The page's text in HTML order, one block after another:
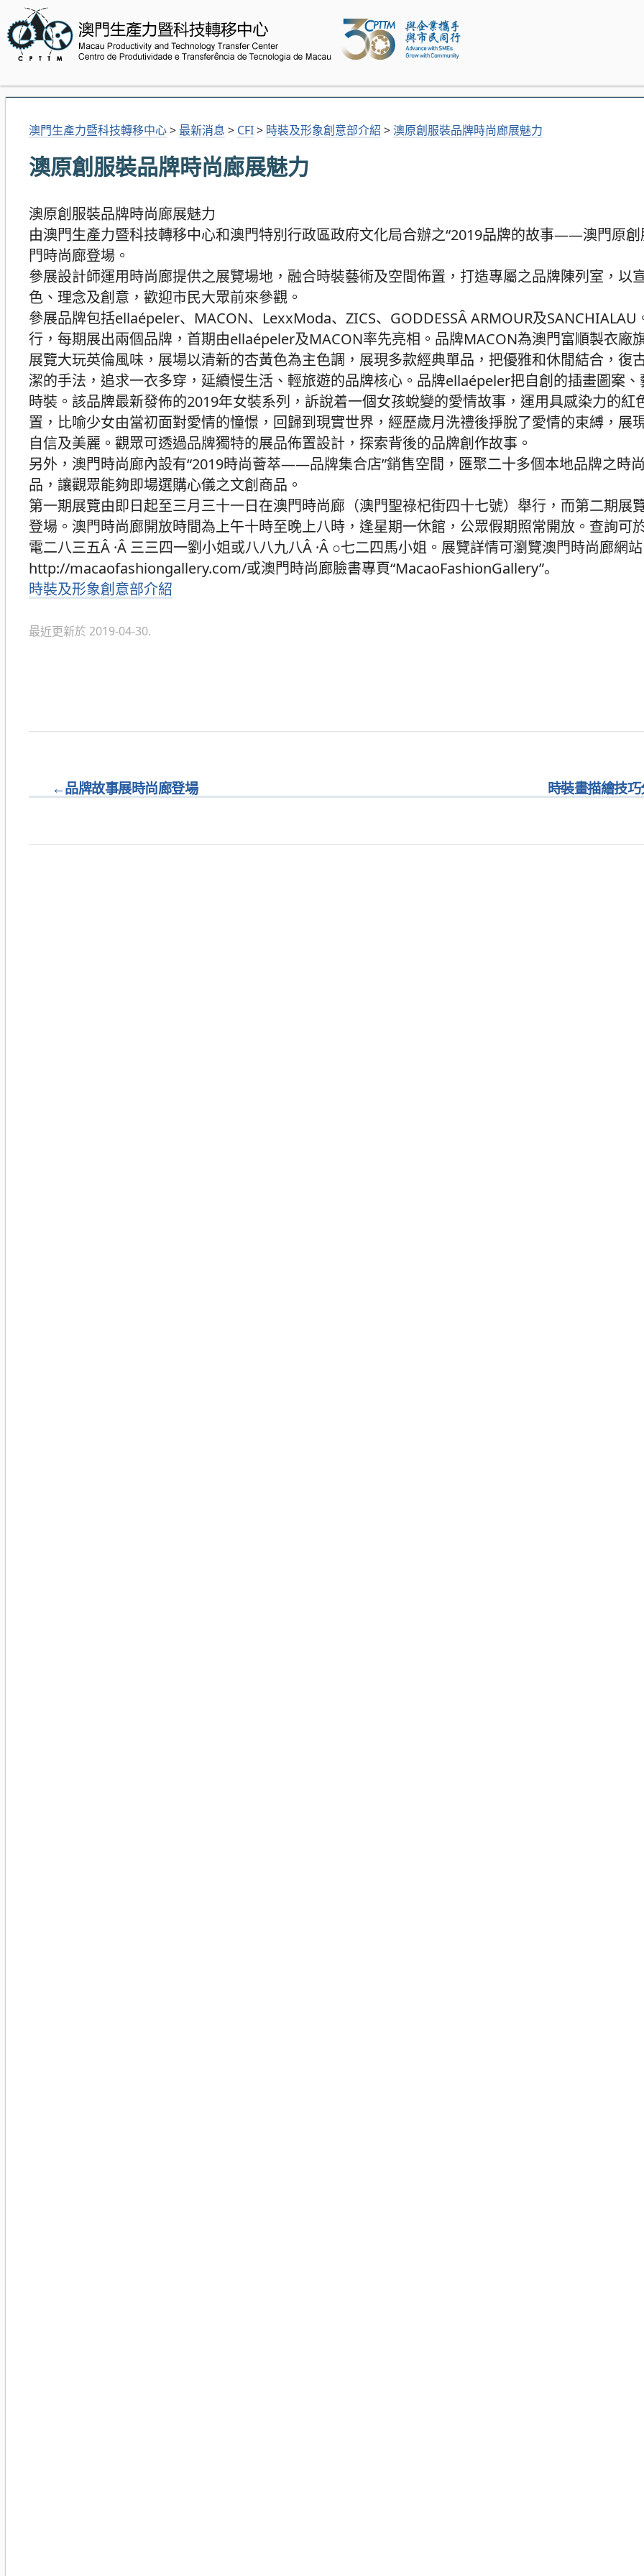
澳門生產力暨科技轉移中心> 最新消息 > CFI> 時裝及形象創意部介紹 > 澳原創服裝品牌時尚廊展魅力
澳原創服裝品牌時尚廊展魅力
澳原創服裝品牌時尚廊展魅力
由澳門生產力暨科技轉移中心和澳門特別行政區政府文化局合辦之“2019品牌的故事——澳門原創
門時尚廊登場。
參展設計師運用時尚廊提供之展覽場地，融合時裝藝術及空間佈置，打造專屬之品牌陳列室，以
色、理念及創意，歡迎市民大眾前來參觀。
參展品牌包括ellaépeler、MACON、LexxModa、ZICS、GODDESSÂ ARMOUR及SANCHIALAU
行，每期展出兩個品牌，首期由ellaépeler及MACON率先亮相。品牌MACON為澳門富順製衣廠
展覽大玩英倫風味，展場以清新的杏黃色為主色調，展現多款經典單品，把優雅和休閒結合，復
潔的手法，追求一衣多穿，延續慢生活、輕旅遊的品牌核心。品牌ellaépeler把自創的插畫圖案
時裝。該品牌最新發佈的2019年女裝系列，訴說着一個女孩蛻變的愛情故事，運用具感染力的紅
置，比喻少女由當初面對愛情的憧憬，回歸到現實世界，經歷歲月洗禮後掙脫了愛情的束縛，展
自信及美麗。觀眾可透過品牌獨特的展品佈置設計，探索背後的品牌創作故事。
另外，澳門時尚廊內設有“2019時尚薈萃——品牌集合店”銷售空間，匯聚二十多個本地品牌之時
品，讓觀眾能夠即場選購心儀之文創商品。
第一期展覽由即日起至三月三十一日在澳門時尚廊（澳門聖祿杞街四十七號）舉行，而第二期展
登場。澳門時尚廊開放時間為上午十時至晚上八時，逢星期一休館，公眾假期照常開放。查詢可
電二八三五Â ·Â 三三四一劉小姐或八八九八Â ·Â ○七二四馬小姐。展覽詳情可瀏覽澳門時尚廊網站
http://macaofashiongallery.com/或澳門時尚廊臉書專頁“MacaoFashionGallery”。
分
時裝及形象創意部介紹
最近更新於 2019-04-30.
←品牌故事展時尚廊登場 時裝畫描繪技